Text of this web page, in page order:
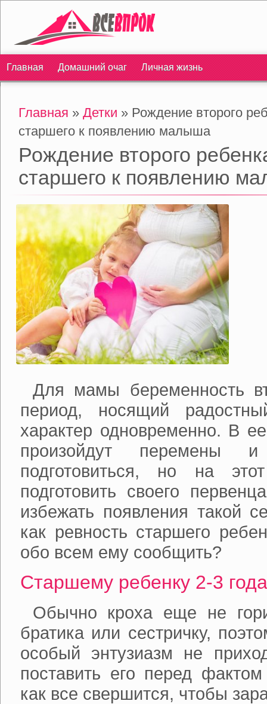
Главная Домашний очаг Личная жизнь
Главная » Детки » Рождение второго
старшего к появлению малыша
Рождение второго
старшего к появлению
Для мамы беременность
период, носящий
характер одновременно. В
произойдут
подготовиться, но на
подготовить своего
избежать появления такой
как ревность старшего
обо всем ему сообщить?
Старшему ребенку 2-3 года
Обычно кроха еще не
братика или сестричку,
особый энтузиазм не
поставить его перед
как все свершится, чтобы